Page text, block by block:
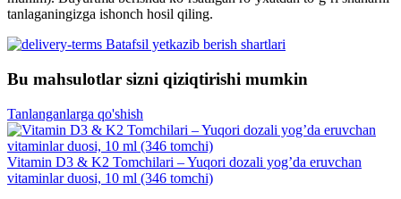
tanlaganingizga ishonch hosil qiling.
Batafsil yetkazib berish shartlari
Bu mahsulotlar sizni qiziqtirishi mumkin
Tanlanganlarga qo'shish
Vitamin D3 & K2 Tomchilari – Yuqori dozali yog’da eruvchan
vitaminlar duosi, 10 ml (346 tomchi)